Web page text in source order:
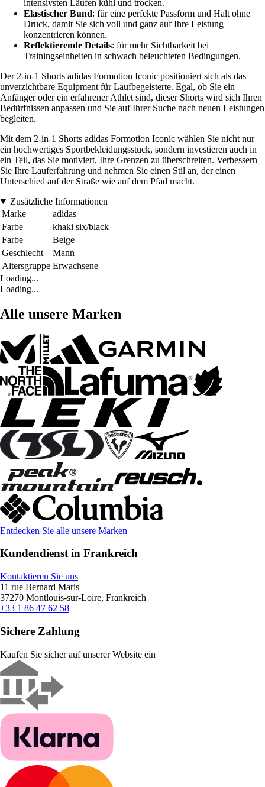
intensivsten Läufen kühl und trocken.
Elastischer Bund: für eine perfekte Passform und Halt ohne
Druck, damit Sie sich voll und ganz auf Ihre Leistung
konzentrieren können.
Reflektierende Details: für mehr Sichtbarkeit bei
Trainingseinheiten in schwach beleuchteten Bedingungen.
Der 2-in-1 Shorts adidas Formotion Iconic positioniert sich als das
unverzichtbare Equipment für Laufbegeisterte. Egal, ob Sie ein
Anfänger oder ein erfahrener Athlet sind, dieser Shorts wird sich Ihren
Bedürfnissen anpassen und Sie auf Ihrer Suche nach neuen Leistungen
begleiten.
Mit dem 2-in-1 Shorts adidas Formotion Iconic wählen Sie nicht nur
ein hochwertiges Sportbekleidungsstück, sondern investieren auch in
ein Teil, das Sie motiviert, Ihre Grenzen zu überschreiten. Verbessern
Sie Ihre Lauferfahrung und nehmen Sie einen Stil an, der einen
Unterschied auf der Straße wie auf dem Pfad macht.
Zusätzliche Informationen
Marke
adidas
Farbe
khaki six/black
Farbe
Beige
Geschlecht
Mann
Altersgruppe Erwachsene
Loading...
Loading...
Alle unsere Marken
Entdecken Sie alle unsere Marken
Kundendienst in Frankreich
Kontaktieren Sie uns
11 rue Bernard Maris
37270 Montlouis-sur-Loire, Frankreich
+33 1 86 47 62 58
Sichere Zahlung
Kaufen Sie sicher auf unserer Website ein